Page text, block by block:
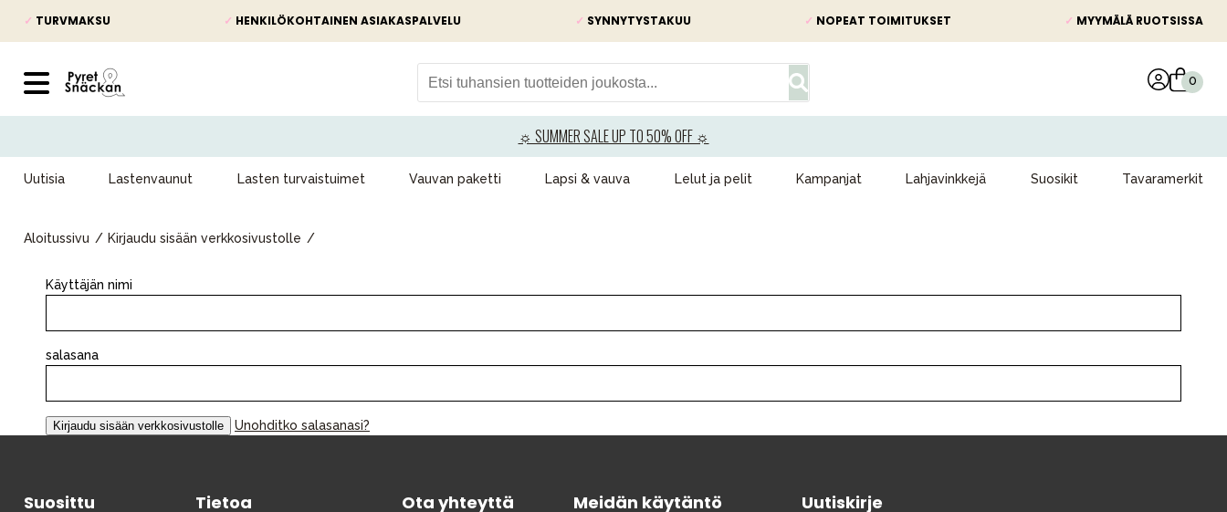
✓ TURVMAKSU ✓ HENKILÖKOHTAINEN ASIAKASPALVELU ✓ SYNNYTYSTAKUU ✓ NOPEAT TOIMITUKSET ✓ MYYMÄLÄ RUOTSISSA
☼ SUMMER SALE UP TO 50% OFF ☼
Uutisia Lastenvaunut Lasten turvaistuimet Vauvan paketti Lapsi & vauva Lelut ja pelit Kampanjat Lahjavinkkejä Suosikit Tavaramerkit
Aloitussivu Kirjaudu sisään verkkosivustolle
Käyttäjän nimi
salasana
Unohditko salasanasi?
Suosittu Tietoa Ota yhteyttä Meidän käytäntö Uutiskirje
Uutisia
Lastenvaunut
Lasten turvaistuimet
Vauvan paketti
Lelut ja pelit
Äiti & Isä
Huonekalut & vuodevaatteet
Tarvikkeet
Varaosat
Kampanjat
Lahjavinkkejä
Suosikit
Tavaramerkit